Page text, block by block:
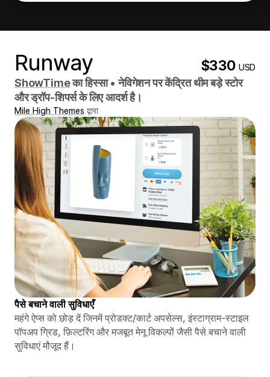
Runway $330USD
ShowTimeका हिस्सा• नेविगेशन पर केंद्रित थीम बड़े स्टोर
और ड्रॉप-शिपर्स के लिए आदर्श है।
Mile High Themes द्वारा
पैसे बचाने वाली सुविधाएँ
महंगे ऐप्स को छोड़ दें जिनमें प्रोडक्ट/कार्ट अपसेल्स, इंस्टाग्राम-स्टाइल
पॉपअप ग्रिड, फ़िल्टरिंग और मजबूत मेनू विकल्पों जैसी पैसे बचाने वाली
सुविधाएं मौजूद हैं।